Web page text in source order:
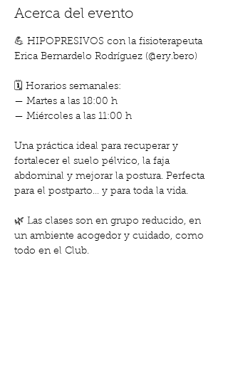
Acerca del evento
💪 HIPOPRESIVOS con la fisioterapeuta
Erica Bernardelo Rodríguez (@ery.bero)
🗓 Horarios semanales:
— Martes a las 18:00 h
— Miércoles a las 11:00 h
Una práctica ideal para recuperar y
fortalecer el suelo pélvico, la faja
abdominal y mejorar la postura. Perfecta
para el postparto… y para toda la vida.
🌿 Las clases son en grupo reducido, en
un ambiente acogedor y cuidado, como
todo en el Club.